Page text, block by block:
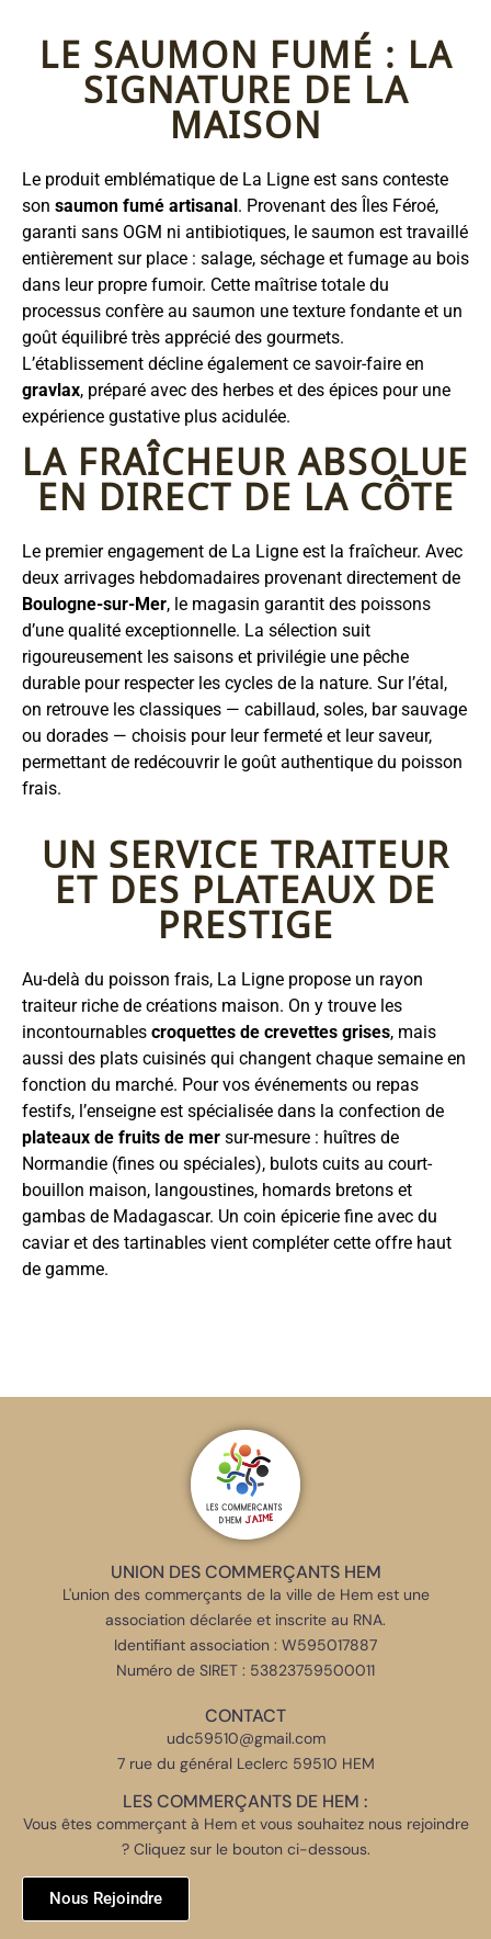
LE SAUMON FUMÉ : LA
SIGNATURE DE LA
MAISON
Le produit emblématique de La Ligne est sans conteste
son saumon fumé artisanal . Provenant des Îles Féroé,
garanti sans OGM ni antibiotiques, le saumon est travaillé
entièrement sur place : salage, séchage et fumage au bois
dans leur propre fumoir. Cette maîtrise totale du
processus confère au saumon une texture fondante et un
goût équilibré très apprécié des gourmets.
L’établissement décline également ce savoir-faire en
gravlax, préparé avec des herbes et des épices pour une
expérience gustative plus acidulée.
LA FRAÎCHEUR ABSOLUE
EN DIRECT DE LA CÔTE
Le premier engagement de La Ligne est la fraîcheur. Avec
deux arrivages hebdomadaires provenant directement de
Boulogne-sur-Mer, le magasin garantit des poissons
d’une qualité exceptionnelle. La sélection suit
rigoureusement les saisons et privilégie une pêche
durable pour respecter les cycles de la nature. Sur l’étal,
on retrouve les classiques — cabillaud, soles, bar sauvage
ou dorades — choisis pour leur fermeté et leur saveur,
permettant de redécouvrir le goût authentique du poisson
frais.
UN SERVICE TRAITEUR
ET DES PLATEAUX DE
PRESTIGE
Au-delà du poisson frais, La Ligne propose un rayon
traiteur riche de créations maison. On y trouve les
incontournables croquettes de crevettes grises, mais
aussi des plats cuisinés qui changent chaque semaine en
fonction du marché. Pour vos événements ou repas
festifs, l’enseigne est spécialisée dans la confection de
plateaux de fruits de mer sur-mesure : huîtres de
Normandie (fines ou spéciales), bulots cuits au court-
bouillon maison, langoustines, homards bretons et
gambas de Madagascar. Un coin épicerie fine avec du
caviar et des tartinables vient compléter cette offre haut
de gamme.
UNION DES COMMERÇANTS HEM
L'union des commerçants de la ville de Hem est une
association déclarée et inscrite au RNA.
Identifiant association : W595017887
Numéro de SIRET : 53823759500011
CONTACT
udc59510@gmail.com
7 rue du général Leclerc 59510 HEM
LES COMMERÇANTS DE HEM :
Vous êtes commerçant à Hem et vous souhaitez nous rejoindre
? Cliquez sur le bouton ci-dessous.
Nous Rejoindre